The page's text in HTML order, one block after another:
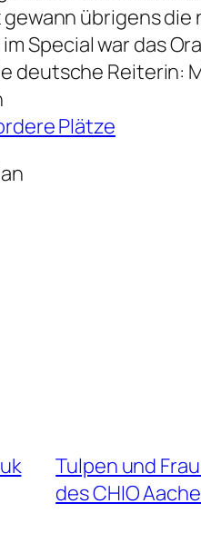
übrigens
Special war das
deutsche Reiterin:
Plätze
Tulpen und
des CHIO